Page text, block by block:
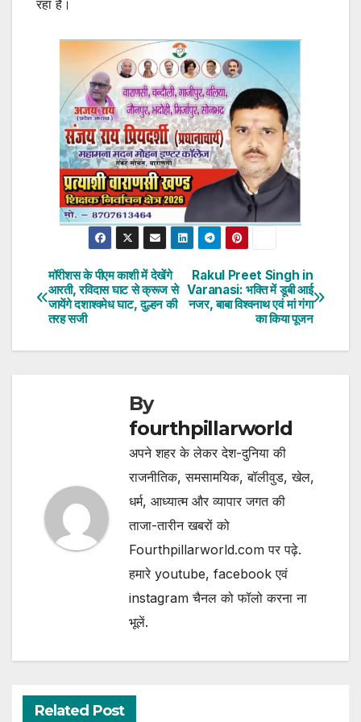
रहा है।
Post
navigation
Rakul Preet Singh in
Varanasi: भक्ति में डूबी आई
नजर, बाबा विश्वनाथ एवं मां गंगा
का किया पूजन
मॉरीशस के पीएम काशी में देखेंगे
आरती, रविदास घाट से क्रूज से
जायेंगे दशाश्वमेध घाट, दुल्हन की
तरह सजी
By
fourthpillarworld
अपने शहर के लेकर देश-दुनिया की
राजनीतिक, समसामयिक, बॉलीवुड, खेल,
धर्म, आध्यात्म और व्यापार जगत की
ताजा-तारीन खबरों को
Fourthpillarworld.com पर पढ़े.
हमारे youtube, facebook एवं
instagram चैनल को फॉलो करना ना
भूलें.
Related Post